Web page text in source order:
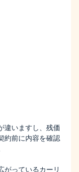
違いますし、残価
約前に内容を確認
がっているカーリ